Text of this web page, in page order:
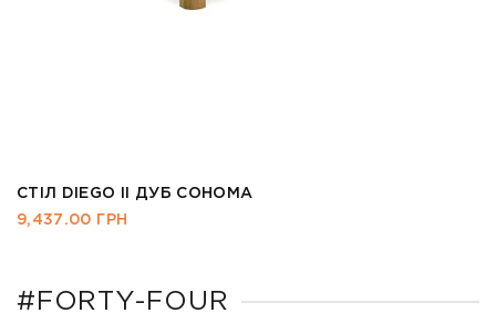
СТІЛ DIEGO II ДУБ СОНОМА
9,437.00 ГРН
#FORTY-FOUR